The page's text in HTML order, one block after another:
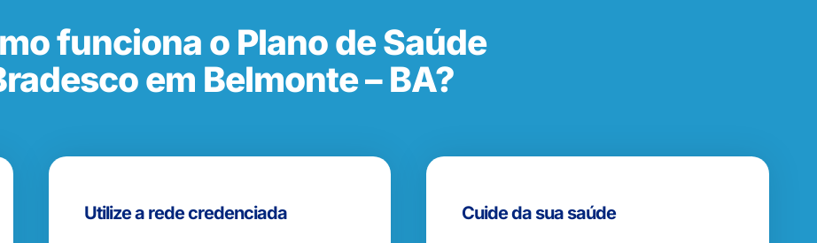
funciona o Plano de Saúde
em Belmonte – BA?
Utilize a rede credenciada Cuide da sua saúde